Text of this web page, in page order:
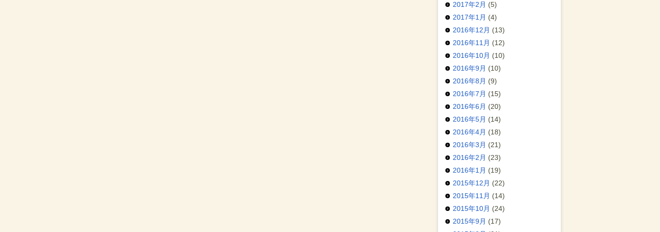
2017年2月 (5)
2017年1月 (4)
2016年12月 (13)
2016年11月 (12)
2016年10月 (10)
2016年9月 (10)
2016年8月 (9)
2016年7月 (15)
2016年6月 (20)
2016年5月 (14)
2016年4月 (18)
2016年3月 (21)
2016年2月 (23)
2016年1月 (19)
2015年12月 (22)
2015年11月 (14)
2015年10月 (24)
2015年9月 (17)